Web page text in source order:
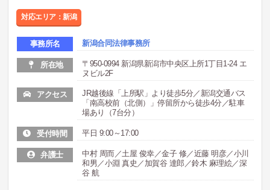
対応エリア：新潟
事務所名 新潟合同法律事務所
所在地
〒950-0994 新潟県新潟市中央区上所1丁目1-24 エ
ヌビル2F
アクセス
JR越後線「上所駅」より徒歩5分／新潟交通バス
「南高校前（北側）」停留所から徒歩4分／駐車
場あり（7台分）
受付時間 平日 9:00～17:00
弁護士
中村 周而／土屋 俊幸／金子 修／近藤 明彦／小川
和男／小淵 真史／加賀谷 達郎／鈴木 麻理絵／深
谷 航